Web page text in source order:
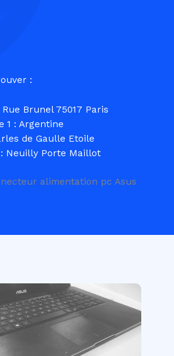
:
Brunel 75017 Paris
1 : Argentine
de Gaulle Etoile
: Neuilly Porte Maillot